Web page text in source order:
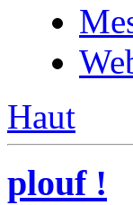
Haut
plouf !